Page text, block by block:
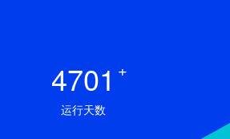
4701 +
运行天数